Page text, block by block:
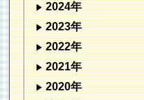
2024年
2023年
2022年
2021年
2020年